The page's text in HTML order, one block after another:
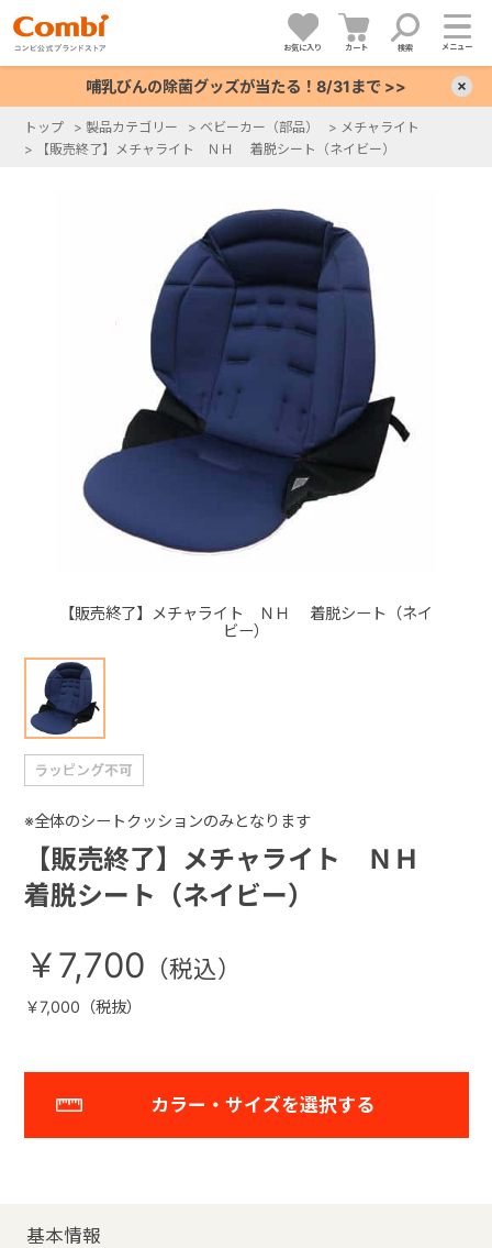
お気に入り カート 検索 メニュー
哺乳びんの除菌グッズが当たる！8/31まで >>
トップ > 製品カテゴリー > ベビーカー（部品） > メチャライト
>
【販売終了】メチャライト ＮＨ 着脱シート（ネイビー）
【販売終了】メチャライト ＮＨ 着脱シート（ネイ
ビー）
【販売終了】メチャライト ＮＨ
着脱シート（ネイビー）
※全体のシートクッションのみとなります
￥7,700
￥7,000（税抜）
カラー・サイズを選択する
基本情報